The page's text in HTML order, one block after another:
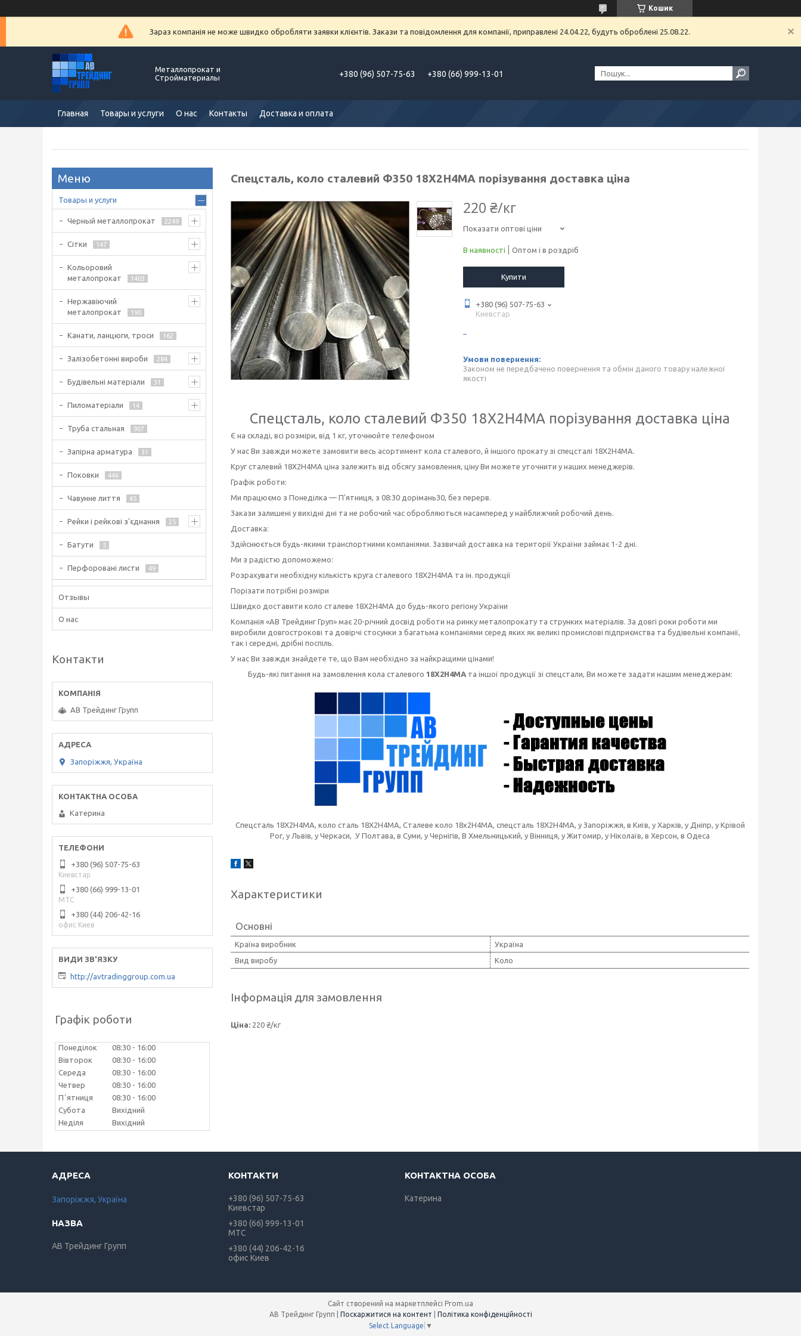
Кошик
Зараз компанія не може швидко обробляти заявки клієнтів. Закази та повідомлення для компанії, приправлені 24.04.22, будуть оброблені 25.08.22.
Металлопрокат и
Стройматериалы
+380 (96) 507-75-63 +380 (66) 999-13-01
Главная Товары и услуги О нас Контакты Доставка и оплата
Спецсталь, коло сталевий Ф350 18Х2Н4МА порізування доставка ціна
220 ₴/кг
Показати оптові ціни
В наявності Оптом і в роздріб
Купити
+380 (96) 507-75-63
Киевстар
Законом не передбачено повернення та обмін даного товару належної
якості
Спецсталь, коло сталевий Ф350 18Х2Н4МА порізування доставка ціна
Є на складі, всі розміри, від 1 кг, уточнюйте телефоном
У нас Ви завжди можете замовити весь асортимент кола сталевого, й іншого прокату зі спецсталі 18Х2Н4МА.
Круг сталевий 18Х2Н4МА ціна залежить від обсягу замовлення, ціну Ви можете уточнити у наших менеджерів.
Графік роботи:
Ми працюємо з Понеділка — П'ятниця, з 08:30 дорімань30, без перерв.
Закази залишені у вихідні дні та не робочий час обробляються насамперед у найближчий робочий день.
Доставка:
Здійснюється будь-якими транспортними компаніями. Зазвичай доставка на території України займає 1-2 дні.
Ми з радістю допоможемо:
Розрахувати необхідну кількість круга сталевого 18Х2Н4МА та ін. продукції
Порізати потрібні розміри
Швидко доставити коло сталеве 18Х2Н4МА до будь-якого регіону України
Компанія «АВ Трейдинг Груп» має 20-річний досвід роботи на ринку металопрокату та струнких матеріалів. За довгі роки роботи ми
виробили довгострокові та довірчі стосунки з багатьма компаніями серед яких як великі промислові підприємства та будівельні компанії,
так і середні, дрібні поспіль.
У нас Ви завжди знайдете те, що Вам необхідно за найкращими цінами!
Будь-які питання на замовлення кола сталевого 18Х2Н4МАта іншої продукції зі спецстали, Ви можете задати нашим менеджерам:
Спецсталь 18Х2Н4МА, коло сталь 18Х2Н4МА, Сталеве коло 18х2Н4МА, спецсталь 18Х2Н4МА, у Запоріжжя, в Київ, у Харків, у Дніпр, у Крівой
Рог, у Львів, у Черкаси, У Полтава, в Суми, у Чернігів, В Хмельницький, у Вінниця, у Житомир, у Ніколаїв, в Херсон, в Одеса
Характеристики
Основні
Країна виробник
Україна
Вид виробу
Коло
Інформація для замовлення
Ціна: 220 ₴/кг
Товары и услуги
Черный металлопрокат 2249
Сітки 147
Кольоровий
металопрокат
1403
Нержавіючий
металопрокат
190
Канати, ланцюги, троси 162
Залізобетонні вироби 284
Будівельні матеріали 31
Пиломатеріали 14
Труба стальная 907
Запірна арматура 31
Поковки 446
Чавунне лиття 45
Рейки і рейкові з'єднання 25
Батути 5
Перфоровані листи 49
Отзывы
О нас
Контакти
АВ Трейдинг Групп
Запоріжжя, Україна
Катерина
+380 (96) 507-75-63
Киевстар
+380 (66) 999-13-01
МТС
+380 (44) 206-42-16
офис Киев
http://avtradinggroup.com.ua
Графік роботи
Понеділок 08:30
16:00
Вівторок
08:30
16:00
Середа
08:30
16:00
Четвер
08:30
16:00
Пʼятниця
08:30
16:00
Субота
Вихідний
Неділя
Вихідний
Запоріжжя, Україна
АВ Трейдинг Групп
+380 (96) 507-75-63
Киевстар
+380 (66) 999-13-01
МТС
+380 (44) 206-42-16
офис Киев
Катерина
Сайт створений на маркетплейсі Prom.ua
Поскаржитися на контент
Політика конфіденційності
Select Language ▼